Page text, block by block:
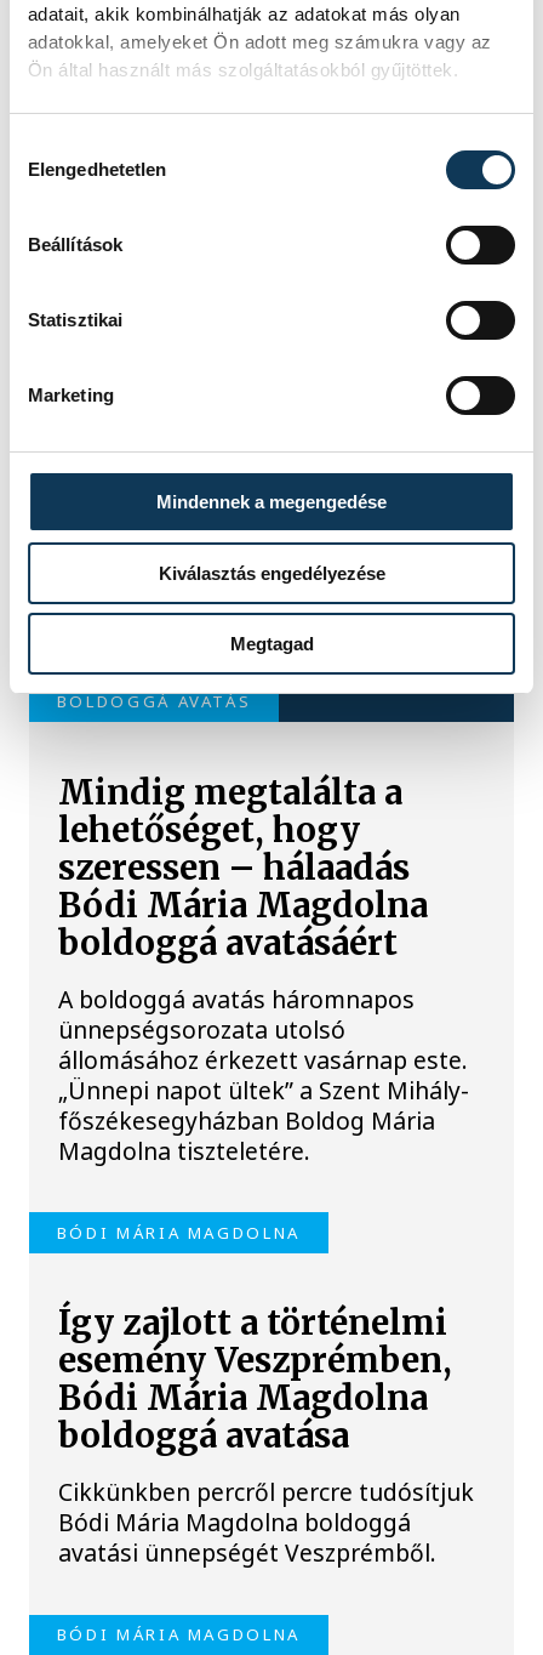
adatait, akik kombinálhatják az adatokat más olyan
adatokkal, amelyeket Ön adott meg számukra vagy az
Ön által használt más szolgáltatásokból gyűjtöttek.
Elengedhetetlen
Beállítások
Statisztikai
Marketing
Mindennek a megengedése
Kiválasztás engedélyezése
Megtagad
TOVÁBBI CIKKEK
BOLDOGGÁ AVATÁS
Mindig megtalálta a
lehetőséget, hogy
szeressen – hálaadás
Bódi Mária Magdolna
boldoggá avatásáért
A boldoggá avatás háromnapos
ünnepségsorozata utolsó
állomásához érkezett vasárnap este.
„Ünnepi napot ültek” a Szent Mihály-
főszékesegyházban Boldog Mária
Magdolna tiszteletére.
BÓDI MÁRIA MAGDOLNA
Így zajlott a történelmi
esemény Veszprémben,
Bódi Mária Magdolna
boldoggá avatása
Cikkünkben percről percre tudósítjuk
Bódi Mária Magdolna boldoggá
avatási ünnepségét Veszprémből.
BÓDI MÁRIA MAGDOLNA